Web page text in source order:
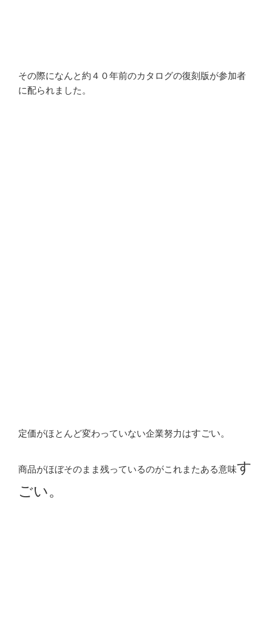
その際になんと約４０年前のカタログの復刻版が参加者
に配られました。
定価がほとんど変わっていない企業努力はすごい。
商品がほぼそのまま残っているのがこれまたある意味す
ごい。